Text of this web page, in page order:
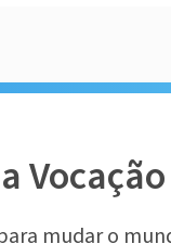
Vocação
mudar o